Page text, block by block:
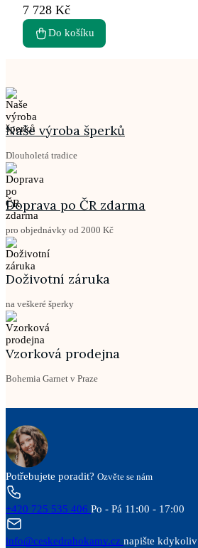
7 728 Kč
Do košíku
Naše výroba šperků
Dlouholetá tradice
Doprava po ČR zdarma
pro objednávky od 2000 Kč
Doživotní záruka
na veškeré šperky
Vzorková prodejna
Bohemia Garnet v Praze
Potřebujete poradit? Ozvěte se nám
+420 725 535 406 Po - Pá 11:00 - 17:00
info@ceskedrahokamy.cz napište kdykoliv